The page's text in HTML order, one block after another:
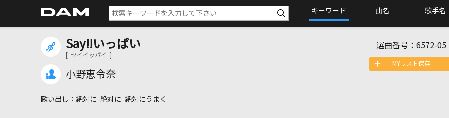
キーワード 曲名 歌手名
Say!!いっぱい
[ セイイッパイ ]
小野恵令奈
選曲番号： 6572-05
絶対に 絶対に 絶対にうまく
MYリスト保存